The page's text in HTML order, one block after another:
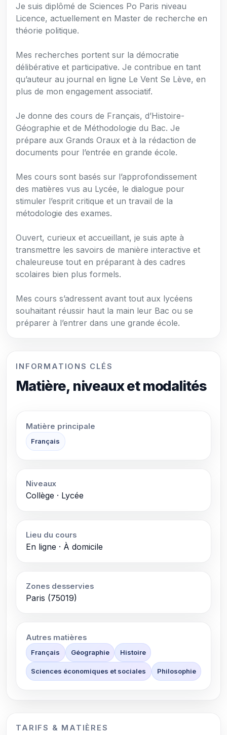
Je suis diplômé de Sciences Po Paris niveau
Licence, actuellement en Master de recherche en
théorie politique.
Mes recherches portent sur la démocratie
délibérative et participative. Je contribue en tant
qu’auteur au journal en ligne Le Vent Se Lève, en
plus de mon engagement associatif.
Je donne des cours de Français, d’Histoire-
Géographie et de Méthodologie du Bac. Je
prépare aux Grands Oraux et à la rédaction de
documents pour l’entrée en grande école.
Mes cours sont basés sur l’approfondissement
des matières vus au Lycée, le dialogue pour
stimuler l’esprit critique et un travail de la
métodologie des exames.
Ouvert, curieux et accueillant, je suis apte à
transmettre les savoirs de manière interactive et
chaleureuse tout en préparant à des cadres
scolaires bien plus formels.
Mes cours s’adressent avant tout aux lycéens
souhaitant réussir haut la main leur Bac ou se
préparer à l’entrer dans une grande école.
INFORMATIONS CLÉS
Matière, niveaux et modalités
Matière principale
Français
Niveaux
Collège · Lycée
Lieu du cours
En ligne · À domicile
Zones desservies
Paris (75019)
Autres matières
Français Géographie Histoire
Sciences économiques et sociales Philosophie
TARIFS & MATIÈRES